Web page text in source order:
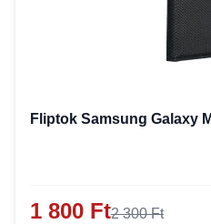
Fliptok Samsung Galaxy
1 800 Ft2 300 Ft